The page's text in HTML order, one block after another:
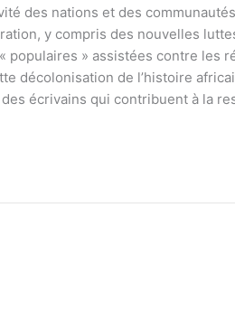
des nations et des
y compris des nouvelles
» assistées contre les
décolonisation de l’histoire
écrivains qui contribuent à la